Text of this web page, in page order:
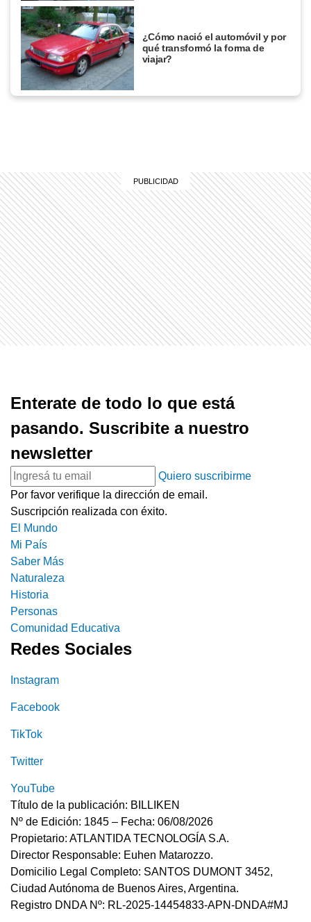
¿Cómo nació el automóvil y por
qué transformó la forma de
viajar?
Enterate de todo lo que está
pasando. Suscribite a nuestro
newsletter
Quiero suscribirme
Por favor verifique la dirección de email.
Suscripción realizada con éxito.
El Mundo
Mi País
Saber Más
Naturaleza
Historia
Personas
Comunidad Educativa
Redes Sociales
Instagram
Facebook
TikTok
Twitter
YouTube
Título de la publicación: BILLIKEN
Nº de Edición: 1845 – Fecha: 06/08/2026
Propietario: ATLANTIDA TECNOLOGÍA S.A.
Director Responsable: Euhen Matarozzo.
Domicilio Legal Completo: SANTOS DUMONT 3452,
Ciudad Autónoma de Buenos Aires, Argentina.
Registro DNDA Nº: RL-2025-14454833-APN-DNDA#MJ